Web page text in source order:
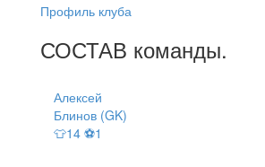
Профиль клуба
СОСТАВ команды.
Алексей
Блинов (GK)
👕14 ⚽1